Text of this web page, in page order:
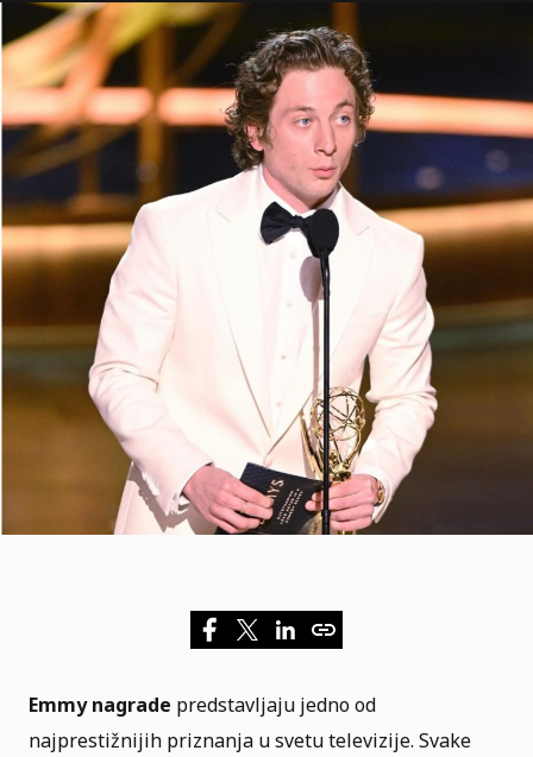
Emmy nagrade predstavljaju jedno od
najprestižnijih priznanja u svetu televizije. Svake